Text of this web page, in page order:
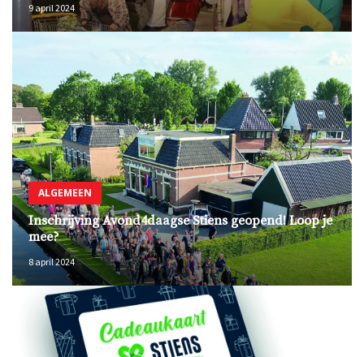
9 april 2024
ALGEMEEN
Inschrijving Avond4daagse Stiens geopend! Loop je
mee?
8 april 2024